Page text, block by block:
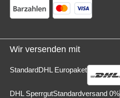
Wir versenden mit
StandardDHL Europaket
DHL SperrgutStandardversand 0%